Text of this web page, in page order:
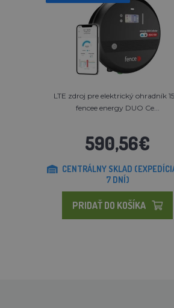
LTE zdroj pre elektrický ohradník
fencee energy DUO Ce...
590,56€
CENTRÁLNY SKLAD
7 DNÍ)
PRIDAŤ DO KOŠÍKA